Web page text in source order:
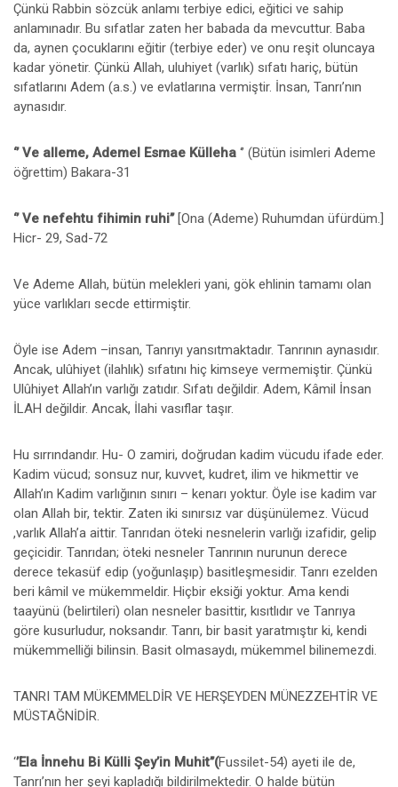
Çünkü Rabbin sözcük anlamı terbiye edici, eğitici ve sahip
anlamınadır. Bu sıfatlar zaten her babada da mevcuttur. Baba
da, aynen çocuklarını eğitir (terbiye eder) ve onu reşit oluncaya
kadar yönetir. Çünkü Allah, uluhiyet (varlık) sıfatı hariç, bütün
sıfatlarını Adem (a.s.) ve evlatlarına vermiştir. İnsan, Tanrı’nın
aynasıdır.
‘’ Ve alleme, Ademel Esmae Külleha ‘’ (Bütün isimleri Ademe
öğrettim) Bakara-31
‘’ Ve nefehtu fihimin ruhi’’[Ona (Ademe) Ruhumdan üfürdüm.]
Hicr- 29, Sad-72
Ve Ademe Allah, bütün melekleri yani, gök ehlinin tamamı olan
yüce varlıkları secde ettirmiştir.
Öyle ise Adem –insan, Tanrıyı yansıtmaktadır. Tanrının aynasıdır.
Ancak, ulûhiyet (ilahlık) sıfatını hiç kimseye vermemiştir. Çünkü
Ulûhiyet Allah’ın varlığı zatıdır. Sıfatı değildir. Adem, Kâmil İnsan
İLAH değildir. Ancak, İlahi vasıflar taşır.
Hu sırrındandır. Hu- O zamiri, doğrudan kadim vücudu ifade eder.
Kadim vücud; sonsuz nur, kuvvet, kudret, ilim ve hikmettir ve
Allah’ın Kadim varlığının sınırı – kenarı yoktur. Öyle ise kadim var
olan Allah bir, tektir. Zaten iki sınırsız var düşünülemez. Vücud
,varlık Allah’a aittir. Tanrıdan öteki nesnelerin varlığı izafidir, gelip
geçicidir. Tanrıdan; öteki nesneler Tanrının nurunun derece
derece tekasüf edip (yoğunlaşıp) basitleşmesidir. Tanrı ezelden
beri kâmil ve mükemmeldir. Hiçbir eksiği yoktur. Ama kendi
taayünü (belirtileri) olan nesneler basittir, kısıtlıdır ve Tanrıya
göre kusurludur, noksandır. Tanrı, bir basit yaratmıştır ki, kendi
mükemmelliği bilinsin. Basit olmasaydı, mükemmel bilinemezdi.
TANRI TAM MÜKEMMELDİR VE HERŞEYDEN MÜNEZZEHTİR VE
MÜSTAĞNİDİR.
‘’Ela İnnehu Bi Külli Şey’in Muhit’’(Fussilet-54) ayeti ile de,
Tanrı’nın her şeyi kapladığı bildirilmektedir. O halde bütün